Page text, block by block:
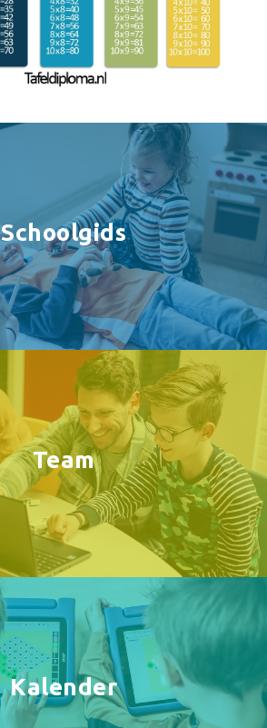
Schoolgids
Team
Kalender